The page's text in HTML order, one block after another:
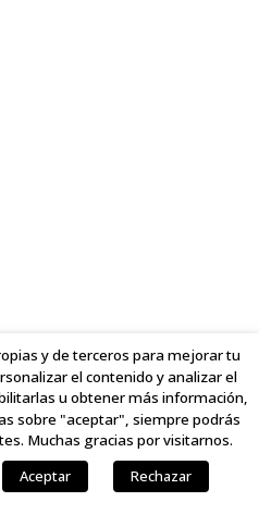
y de terceros para mejorar tu
el contenido y analizar el
u obtener más información,
sobre "aceptar", siempre podrás
Muchas gracias por visitarnos.
Aceptar Rechazar